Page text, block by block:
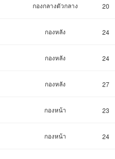
กองกลางตัวกลาง 20
กองหลัง 24
กองหลัง 24
กองหลัง 27
กองหน้า 23
กองหน้า 24